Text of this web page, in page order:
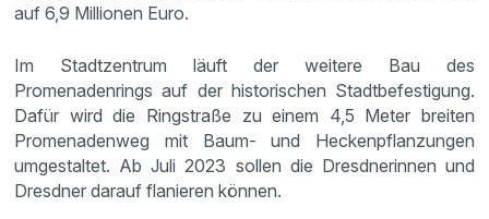
auf 6,9 Millionen Euro.
Im Stadtzentrum läuft der weitere Bau des
Promenadenrings auf der historischen Stadtbefestigung.
Dafür wird die Ringstraße zu einem 4,5 Meter breiten
Promenadenweg mit Baum- und Heckenpflanzungen
umgestaltet. Ab Juli 2023 sollen die Dresdnerinnen und
Dresdner darauf flanieren können.